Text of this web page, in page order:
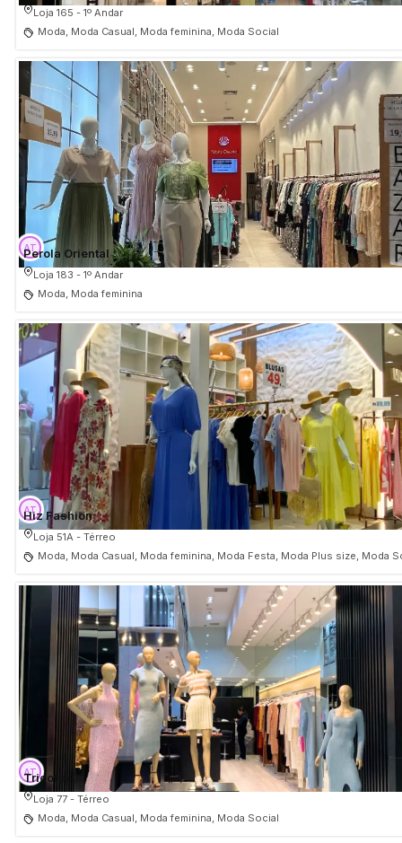
Loja 165 - 1º Andar
Moda, Moda Casual, Moda feminina, Moda Social
Perola Oriental
Loja 183 - 1º Andar
Moda, Moda feminina
Hiz Fashion
Loja 51A - Térreo
Moda, Moda Casual, Moda feminina, Moda Festa, Moda Plus size, Moda
Tricotez
Loja 77 - Térreo
Moda, Moda Casual, Moda feminina, Moda Social